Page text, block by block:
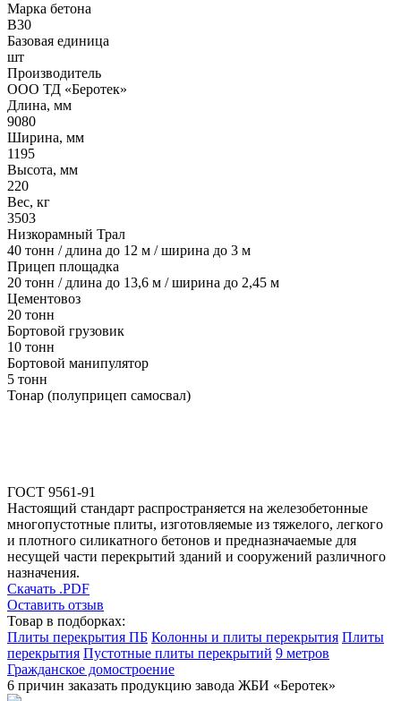
Марка бетона
B30
Базовая единица
шт
Производитель
ООО ТД «Беротек»
Длина, мм
9080
Ширина, мм
1195
Высота, мм
220
Вес, кг
3503
Низкорамный Трал
40 тонн / длина до 12 м / ширина до 3 м
Прицеп площадка
20 тонн / длина до 13,6 м / ширина до 2,45 м
Цементовоз
20 тонн
Бортовой грузовик
10 тонн
Бортовой манипулятор
5 тонн
Тонар (полуприцеп самосвал)
ГОСТ 9561-91
Настоящий стандарт распространяется на железобетонные
многопустотные плиты, изготовляемые из тяжелого, легкого
и плотного силикатного бетонов и предназначаемые для
несущей части перекрытий зданий и сооружений различного
назначения.
Скачать .PDF
Оставить отзыв
Товар в подборках:
Плиты перекрытия ПБ Колонны и плиты перекрытия Плиты
перекрытия Пустотные плиты перекрытий 9 метров
Гражданское домостроение
6 причин заказать продукцию завода ЖБИ «Беротек»